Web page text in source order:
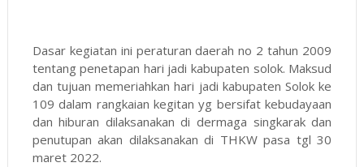
Dasar kegiatan ini peraturan daerah no 2 tahun 2009
tentang penetapan hari jadi kabupaten solok. Maksud
dan tujuan memeriahkan hari jadi kabupaten Solok ke
109 dalam rangkaian kegitan yg bersifat kebudayaan
dan hiburan dilaksanakan di dermaga singkarak dan
penutupan akan dilaksanakan di THKW pasa tgl 30
maret 2022.